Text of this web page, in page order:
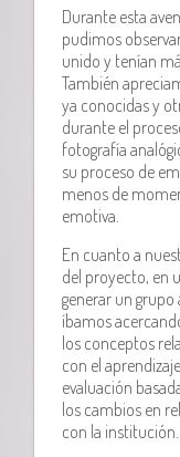
Durante esta
pudimos
unido y tenían
También
ya conocidas y
durante el
fotografía
su proceso de
menos de
emotiva.
En cuanto a
del proyecto, en
generar un
íbamos
los conceptos
con el
evaluación
los cambios en
con la institución.